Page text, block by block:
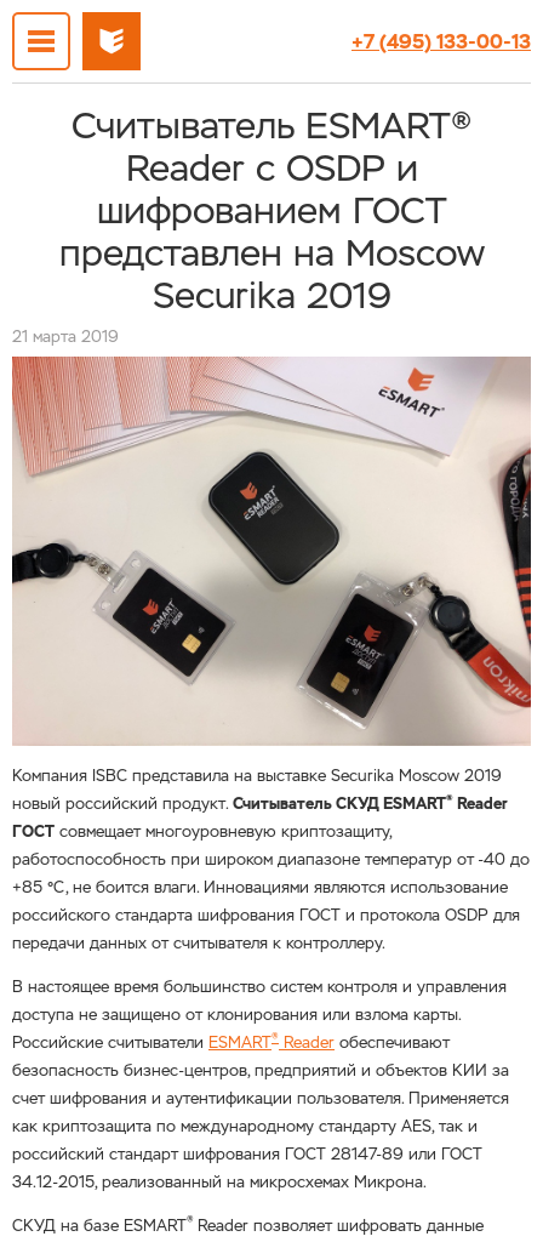
+7 (495) 133-00-13
Считыватель ESMART®
Reader с OSDP и
шифрованием ГОСТ
представлен на Moscow
Securika 2019
21 марта 2019
Компания ISBC представила на выставке Securika Moscow 2019
новый российский продукт. Считыватель СКУД ESMART® Reader
ГОСТ совмещает многоуровневую криптозащиту,
работоспособность при широком диапазоне температур от -40 до
+85 °С, не боится влаги. Инновациями являются использование
российского стандарта шифрования ГОСТ и протокола OSDP для
передачи данных от считывателя к контроллеру.
В настоящее время большинство систем контроля и управления
доступа не защищено от клонирования или взлома карты.
Российские считыватели ESMART® Reader обеспечивают
безопасность бизнес-центров, предприятий и объектов КИИ за
счет шифрования и аутентификации пользователя. Применяется
как криптозащита по международному стандарту AES, так и
российский стандарт шифрования ГОСТ 28147-89 или ГОСТ
34.12-2015, реализованный на микросхемах Микрона.
СКУД на базе ESMART® Reader позволяет шифровать данные